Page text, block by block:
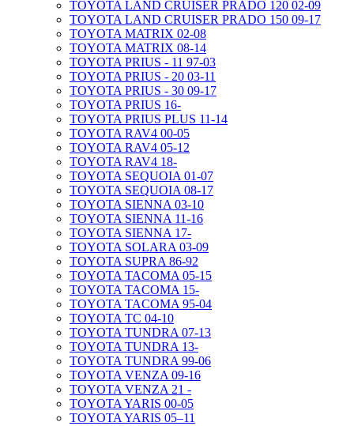
TOYOTA LAND CRUISER PRADO 120 02-09
TOYOTA LAND CRUISER PRADO 150 09-17
TOYOTA MATRIX 02-08
TOYOTA MATRIX 08-14
TOYOTA PRIUS - 11 97-03
TOYOTA PRIUS - 20 03-11
TOYOTA PRIUS - 30 09-17
TOYOTA PRIUS 16-
TOYOTA PRIUS PLUS 11-14
TOYOTA RAV4 00-05
TOYOTA RAV4 05-12
TOYOTA RAV4 18-
TOYOTA SEQUOIA 01-07
TOYOTA SEQUOIA 08-17
TOYOTA SIENNA 03-10
TOYOTA SIENNA 11-16
TOYOTA SIENNA 17-
TOYOTA SOLARA 03-09
TOYOTA SUPRA 86-92
TOYOTA TACOMA 05-15
TOYOTA TACOMA 15-
TOYOTA TACOMA 95-04
TOYOTA TC 04-10
TOYOTA TUNDRA 07-13
TOYOTA TUNDRA 13-
TOYOTA TUNDRA 99-06
TOYOTA VENZA 09-16
TOYOTA VENZA 21 -
TOYOTA YARIS 00-05
TOYOTA YARIS 05–11